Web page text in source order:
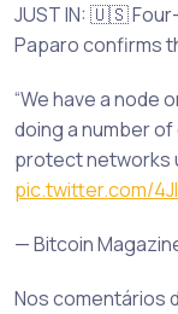
JUST IN: 🇺🇸
Paparo confirms
“We have a node
doing a number
protect networks
pic.twitter.com/
— Bitcoin
Nos comentários